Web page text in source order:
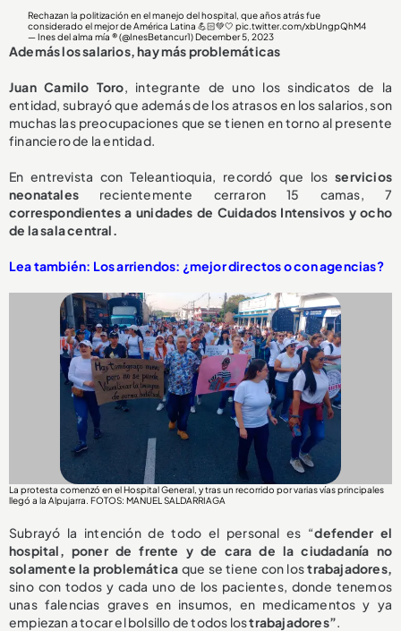
Rechazan la politización en el manejo del hospital, que años atrás fue
considerado el mejor de América Latina 💪🏻💚🤍pic.twitter.com/xbUngpQhM4
— Ines del alma mía ®️ (@InesBetancur1)December 5, 2023
Además los salarios, hay más problemáticas
Juan Camilo Toro, integrante de uno los sindicatos de la
entidad, subrayó que además de los atrasos en los salarios, son
muchas las preocupaciones que se tienen en torno al presente
financiero de la entidad.
En entrevista con Teleantioquia, recordó que los servicios
neonatales recientemente cerraron 15 camas, 7
correspondientes a unidades de Cuidados Intensivos y ocho
de la sala central.
Lea también: Los arriendos: ¿mejor directos o con agencias?
La protesta comenzó en el Hospital General, y tras un recorrido por varias vías principales
llegó a la Alpujarra. FOTOS: MANUEL SALDARRIAGA
Subrayó la intención de todo el personal es “defender el
hospital, poner de frente y de cara de la ciudadanía no
solamente la problemática que se tiene con lostrabajadores,
sino con todos y cada uno de los pacientes, donde tenemos
unas falencias graves en insumos, en medicamentos y ya
empiezan a tocar el bolsillo de todos lostrabajadores”.